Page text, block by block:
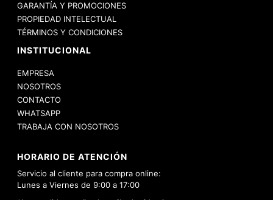
GARANTÍA Y PROMOCIONES
PROPIEDAD INTELECTUAL
TÉRMINOS Y CONDICIONES
INSTITUCIONAL
EMPRESA
NOSOTROS
CONTACTO
WHATSAPP
TRABAJA CON NOSOTROS
HORARIO DE ATENCIÓN
Servicio al cliente para compra online:
Lunes a Viernes de 9:00 a 17:00